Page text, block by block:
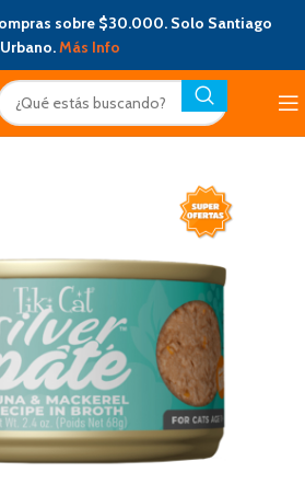
sobre $30.000. Solo Santiago
Urbano.Más Info